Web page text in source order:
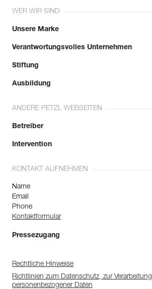
WER WIR SIND
Unsere Marke
Verantwortungsvolles Unternehmen
Stiftung
Ausbildung
ANDERE PETZL WEBSEITEN
Betreiber
Intervention
KONTAKT AUFNEHMEN
Name
Email
Phone
Kontaktformular
Pressezugang
Rechtliche Hinweise
Richtlinien zum Datenschutz, zur Verarbeitung
personenbezogener Daten